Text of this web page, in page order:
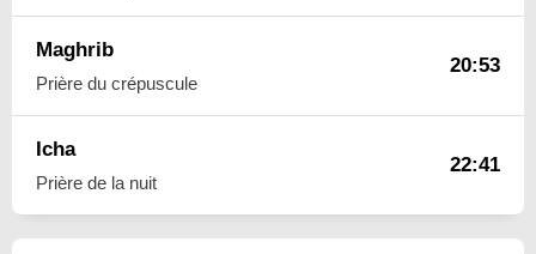
Maghrib
Prière du crépuscule
20:53
Icha
Prière de la nuit
22:41